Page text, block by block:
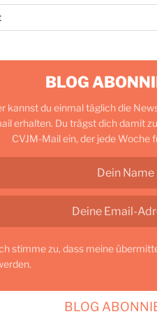
BLOG
kannst du einmal täglich die
erhalten. Du trägst dich damit
CVJM-Mail ein, der jede Woche
stimme zu, dass meine